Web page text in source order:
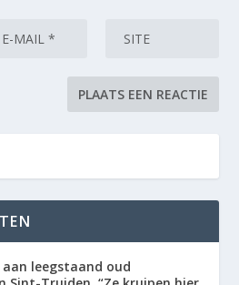
leegstaand oud